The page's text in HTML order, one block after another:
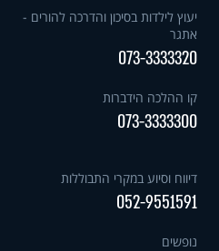
יעוץ לילדות בסיכון והדרכה להורים -
אתגר
073-3333320
קו ההלכה הידברות
073-3333300
דיווח וסיוע במקרי התבוללות
052-9551591
נופשים